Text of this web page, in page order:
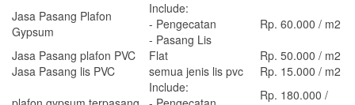
Jasa Pasang Plafon
Gypsum
Include:
- Pengecatan
- Pasang Lis
Rp. 60.000 / m2
Jasa Pasang plafon PVC
Flat
Rp. 50.000 / m2
Jasa Pasang lis PVC
semua jenis lis pvc
Rp. 15.000 / m2
Include:
Rp. 180.000 /